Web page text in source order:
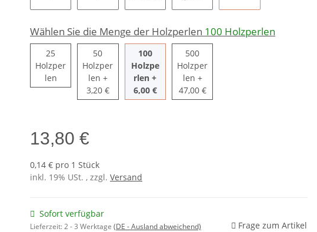
Wählen Sie die Menge der Holzperlen 100 Holzperlen
25
Holzper
len25 Holzperlen
50
Holzper
len 50 Holzperlen
+
3,20 €
100
Holzpe
rlen100 Holzperlen
+
6,00 €
500
Holzper
len 500 Holzperlen
+
47,00 €
13,80 €
0,14 € pro 1 Stück
inkl. 19% USt. , zzgl. Versand
Sofort verfügbar
Lieferzeit:2 - 3 Werktage (DE - Ausland abweichend) Frage zum Artikel